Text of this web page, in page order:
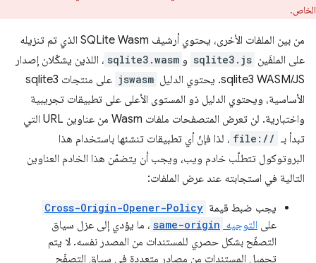
الخاص.
من بين الملفات الأخرى، يحتوي أرشيف SQLite Wasm الذي تم تنزيله
على الملفَين sqlite3.js و sqlite3.wasm ، اللذين يشكّلان إصدار
sqlite3 WASM/JS. يحتوي الدليل
jswasm
على منتجات sqlite3
الأساسية، ويحتوي الدليل ذو المستوى الأعلى على تطبيقات تجريبية
واختبارية. لن تعرض المتصفحات ملفات Wasm من عناوين URL التي
تبدأ بـ file:// ، لذا فإنّ أي تطبيقات تنشئها باستخدام هذا
البروتوكول تتطلّب خادم ويب، ويجب أن يتضمّن هذا الخادم العناوين
التالية في استجابته عند عرض الملفات:
يجب ضبط قيمة Cross-Origin-Opener-Policy
على التوجيه same-origin ، ما يؤدي إلى عزل سياق
التصفّح بشكل حصري للمستندات من المصدر نفسه. لا يتم
تحميل المستندات من مصادر متعددة في سياق التصفّح